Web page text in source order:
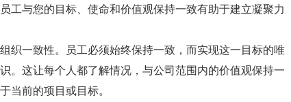
工与您的目标、使命和价值观保持一致有助于建立凝聚力
织一致性。员工必须始终保持一致，而实现这一目标的唯
。这让每个人都了解情况，与公司范围内的价值观保持一
当前的项目或目标。